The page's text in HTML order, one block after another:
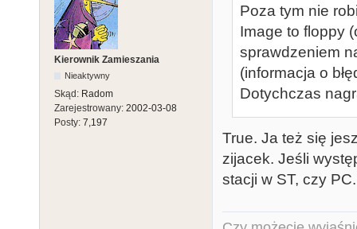
Kierownik Zamieszania
Nieaktywny
Skąd: Radom
Zarejestrowany: 2002-03-08
Posty: 7,197
Poza tym nie
Image to floppy
sprawdzeniem
(informacja o
Dotychczas
True. Ja też się
zijacek. Jeśli
stacji w ST, czy